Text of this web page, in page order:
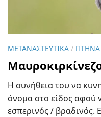
ΜΕΤΑΝΑΣΤΕΥΤΙΚΆ / ΠΤΗΝΆ
Η συνήθεια του να
όνομα στο είδος αφού
εσπερινός / βραδινός.